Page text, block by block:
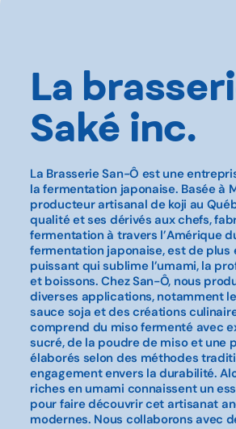
La
Saké inc.
La Brasserie San-Ô est une
la fermentation japonaise. Basée à
producteur artisanal de koji au
qualité et ses dérivés aux chefs,
fermentation à travers l’Amérique
fermentation japonaise, est de
puissant qui sublime l’umami, la
et boissons. Chez San-Ô, nous
diverses applications, notamment
sauce soja et des créations
comprend du miso fermenté avec
sucré, de la poudre de miso et une
élaborés selon des méthodes
engagement envers la durabilité.
riches en umami connaissent un
pour faire découvrir cet artisanat
modernes. Nous collaborons avec